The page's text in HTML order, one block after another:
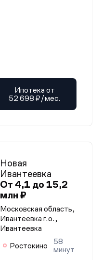
Ипотека от
52 698 ₽/мес.
Новая
Ивантеевка
От 4,1 до 15,2
млн ₽
Московская область,
Ивантеевка г.о.,
Ивантеевка
Ростокино
58
минут